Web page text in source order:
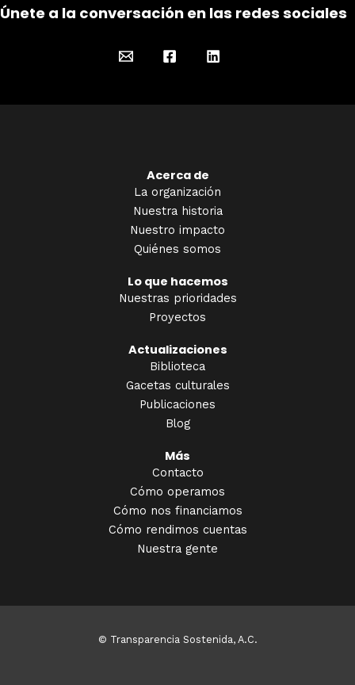
Únete a la conversación en las redes sociales
Acerca de
La organización
Nuestra historia
Nuestro impacto
Quiénes somos
Lo que hacemos
Nuestras prioridades
Proyectos
Actualizaciones
Biblioteca
Gacetas culturales
Publicaciones
Blog
Más
Contacto
Cómo operamos
Cómo nos financiamos
Cómo rendimos cuentas
Nuestra gente
© Transparencia Sostenida, A.C.